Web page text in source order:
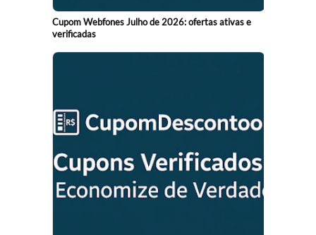
Cupom Webfones Julho de 2026: ofertas ativas e
verificadas